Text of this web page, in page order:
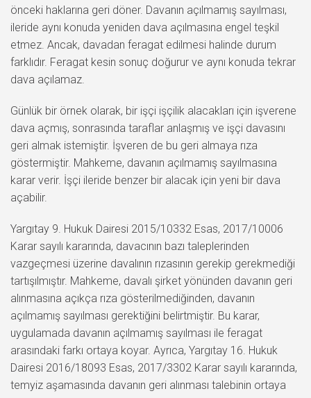
önceki haklarına geri döner. Davanın açılmamış sayılması,
ileride aynı konuda yeniden dava açılmasına engel teşkil
etmez. Ancak, davadan feragat edilmesi halinde durum
farklıdır. Feragat kesin sonuç doğurur ve aynı konuda tekrar
dava açılamaz.
Günlük bir örnek olarak, bir işçi işçilik alacakları için işverene
dava açmış, sonrasında taraflar anlaşmış ve işçi davasını
geri almak istemiştir. İşveren de bu geri almaya rıza
göstermiştir. Mahkeme, davanın açılmamış sayılmasına
karar verir. İşçi ileride benzer bir alacak için yeni bir dava
açabilir.
Yargıtay 9. Hukuk Dairesi 2015/10332 Esas, 2017/10006
Karar sayılı kararında, davacının bazı taleplerinden
vazgeçmesi üzerine davalının rızasının gerekip gerekmediği
tartışılmıştır. Mahkeme, davalı şirket yönünden davanın geri
alınmasına açıkça rıza gösterilmediğinden, davanın
açılmamış sayılması gerektiğini belirtmiştir. Bu karar,
uygulamada davanın açılmamış sayılması ile feragat
arasındaki farkı ortaya koyar. Ayrıca, Yargıtay 16. Hukuk
Dairesi 2016/18093 Esas, 2017/3302 Karar sayılı kararında,
temyiz aşamasında davanın geri alınması talebinin ortaya